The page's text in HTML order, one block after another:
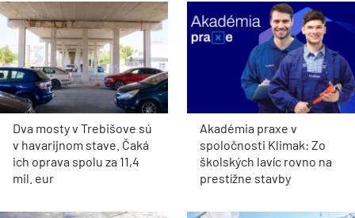
Dva mosty v Trebišove sú
v havarijnom stave. Čaká
ich oprava spolu za 11,4
mil. eur
Akadémia praxe v
spoločnosti Klimak: Zo
školských lavíc rovno na
prestížne stavby